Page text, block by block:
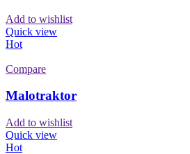
Add to wishlist
Quick view
Hot
Compare
Malotraktor
Add to wishlist
Quick view
Hot